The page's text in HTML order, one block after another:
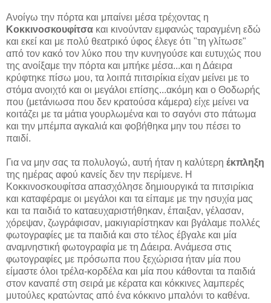
Ανοίγω την πόρτα και μπαίνει μέσα τρέχοντας η
Κοκκινοσκουφίτσα και κινούνταν εμφανώς ταραγμένη εδώ
και εκεί και με πολύ θεατρικό ύφος έλεγε ότι "τη γλίτωσε"
από τον κακό τον λύκο που την κυνηγούσε και ευτυχώς που
της ανοίξαμε την πόρτα και μπήκε μέσα...και η Δάειρα
κρύφτηκε πίσω μου, τα λοιπά πιτσιρίκια είχαν μείνει με το
στόμα ανοιχτό και οι μεγάλοι επίσης...ακόμη και ο Θοδωρής
που (μετάνιωσα που δεν κρατούσα κάμερα) είχε μείνει να
κοιτάζει με τα μάτια γουρλωμένα και το σαγόνι στο πάτωμα
και την μπέμπα αγκαλιά και φοβήθηκα μην του πέσει το
παιδί.
Για να μην σας τα πολυλογώ, αυτή ήταν η καλύτερη έκπληξη
της ημέρας αφού κανείς δεν την περίμενε. Η
Κοκκινοσκουφίτσα απασχόλησε δημιουργικά τα πιτσιρίκια
και καταφέραμε οι μεγάλοι και τα είπαμε με την ησυχία μας
και τα παιδιά το καταευχαριστήθηκαν, έπαιξαν, γέλασαν,
χόρεψαν, ζωγράφισαν, μακιγιαρίστηκαν και βγάλαμε πολλές
φωτογραφίες με τα παιδιά και στο τέλος έβγαλε και μία
αναμνηστική φωτογραφία με τη Δάειρα. Ανάμεσα στις
φωτογραφίες με πρόσωπα που ξεχώρισα ήταν μία που
είμαστε όλοι τρέλα-κορδέλα και μία που κάθονται τα παιδιά
στον καναπέ στη σειρά με κέρατα και κόκκινες λαμπερές
μυτούλες κρατώντας από ένα κόκκινο μπαλόνι το καθένα.